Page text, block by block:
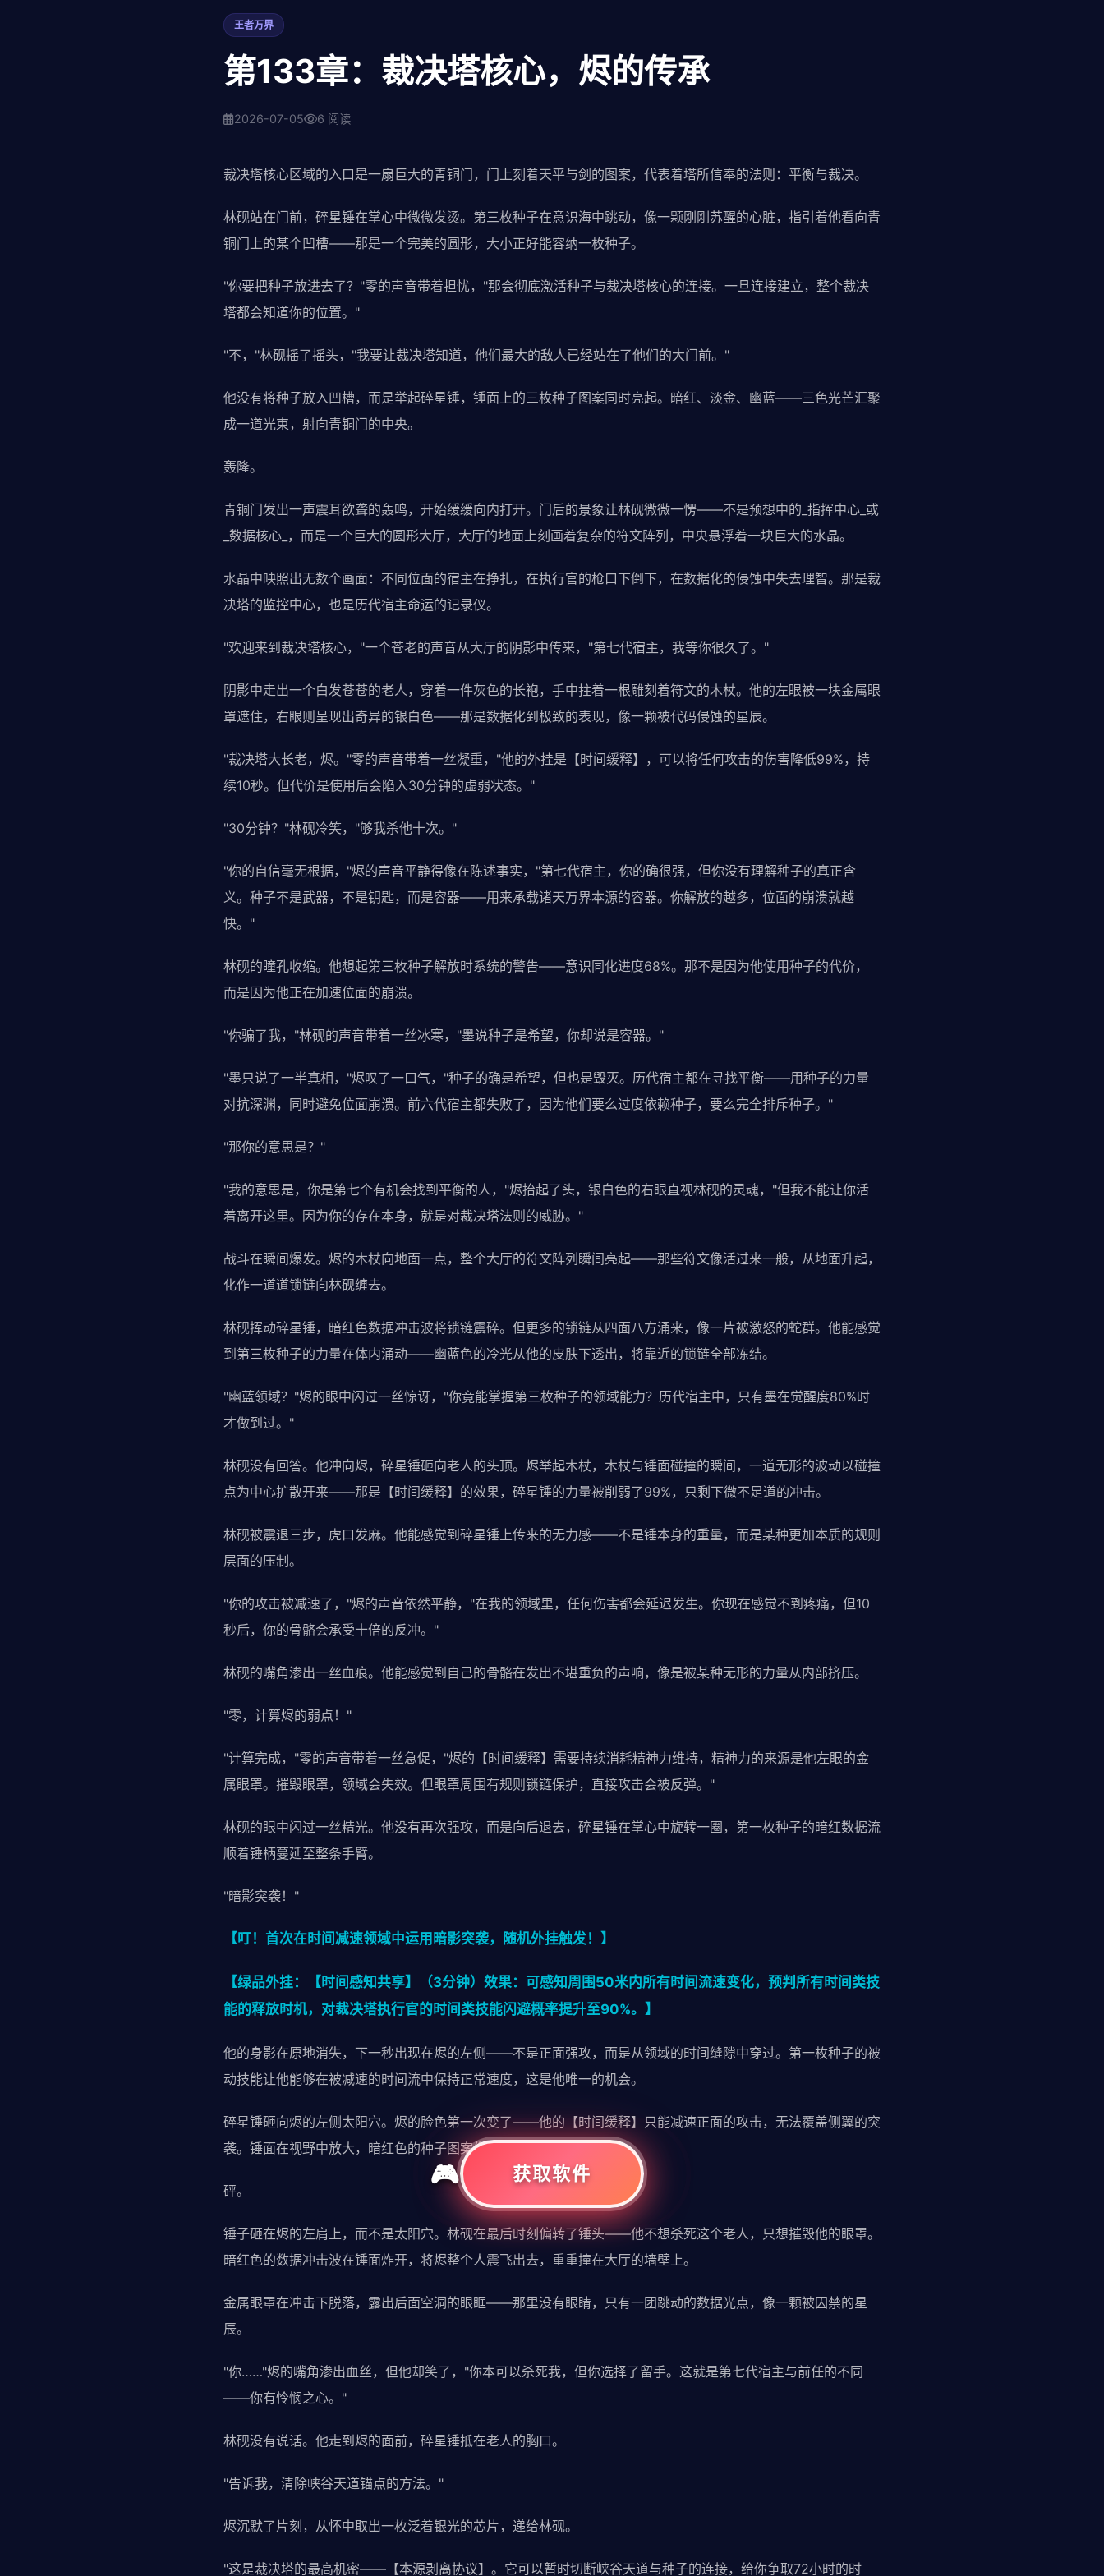
王者万界
第133章：裁决塔核心，烬的传承
2026-07-05 6 阅读
裁决塔核心区域的入口是一扇巨大的青铜门，门上刻着天平与剑的图案，代表着塔所信奉的法则：平衡与裁决。
林砚站在门前，碎星锤在掌心中微微发烫。第三枚种子在意识海中跳动，像一颗刚刚苏醒的心脏，指引着他看向青
铜门上的某个凹槽——那是一个完美的圆形，大小正好能容纳一枚种子。
"你要把种子放进去了？"零的声音带着担忧，"那会彻底激活种子与裁决塔核心的连接。一旦连接建立，整个裁决
塔都会知道你的位置。"
"不，"林砚摇了摇头，"我要让裁决塔知道，他们最大的敌人已经站在了他们的大门前。"
他没有将种子放入凹槽，而是举起碎星锤，锤面上的三枚种子图案同时亮起。暗红、淡金、幽蓝——三色光芒汇聚
成一道光束，射向青铜门的中央。
轰隆。
青铜门发出一声震耳欲聋的轰鸣，开始缓缓向内打开。门后的景象让林砚微微一愣——不是预想中的_指挥中心_或
_数据核心_，而是一个巨大的圆形大厅，大厅的地面上刻画着复杂的符文阵列，中央悬浮着一块巨大的水晶。
水晶中映照出无数个画面：不同位面的宿主在挣扎，在执行官的枪口下倒下，在数据化的侵蚀中失去理智。那是裁
决塔的监控中心，也是历代宿主命运的记录仪。
"欢迎来到裁决塔核心，"一个苍老的声音从大厅的阴影中传来，"第七代宿主，我等你很久了。"
阴影中走出一个白发苍苍的老人，穿着一件灰色的长袍，手中拄着一根雕刻着符文的木杖。他的左眼被一块金属眼
罩遮住，右眼则呈现出奇异的银白色——那是数据化到极致的表现，像一颗被代码侵蚀的星辰。
"裁决塔大长老，烬。"零的声音带着一丝凝重，"他的外挂是【时间缓释】，可以将任何攻击的伤害降低99%，持
续10秒。但代价是使用后会陷入30分钟的虚弱状态。"
"30分钟？"林砚冷笑，"够我杀他十次。"
"你的自信毫无根据，"烬的声音平静得像在陈述事实，"第七代宿主，你的确很强，但你没有理解种子的真正含
义。种子不是武器，不是钥匙，而是容器——用来承载诸天万界本源的容器。你解放的越多，位面的崩溃就越
快。"
林砚的瞳孔收缩。他想起第三枚种子解放时系统的警告——意识同化进度68%。那不是因为他使用种子的代价，
而是因为他正在加速位面的崩溃。
"你骗了我，"林砚的声音带着一丝冰寒，"墨说种子是希望，你却说是容器。"
"墨只说了一半真相，"烬叹了一口气，"种子的确是希望，但也是毁灭。历代宿主都在寻找平衡——用种子的力量
对抗深渊，同时避免位面崩溃。前六代宿主都失败了，因为他们要么过度依赖种子，要么完全排斥种子。"
"那你的意思是？"
"我的意思是，你是第七个有机会找到平衡的人，"烬抬起了头，银白色的右眼直视林砚的灵魂，"但我不能让你活
着离开这里。因为你的存在本身，就是对裁决塔法则的威胁。"
战斗在瞬间爆发。烬的木杖向地面一点，整个大厅的符文阵列瞬间亮起——那些符文像活过来一般，从地面升起，
化作一道道锁链向林砚缠去。
林砚挥动碎星锤，暗红色数据冲击波将锁链震碎。但更多的锁链从四面八方涌来，像一片被激怒的蛇群。他能感觉
到第三枚种子的力量在体内涌动——幽蓝色的冷光从他的皮肤下透出，将靠近的锁链全部冻结。
"幽蓝领域？"烬的眼中闪过一丝惊讶，"你竟能掌握第三枚种子的领域能力？历代宿主中，只有墨在觉醒度80%时
才做到过。"
林砚没有回答。他冲向烬，碎星锤砸向老人的头顶。烬举起木杖，木杖与锤面碰撞的瞬间，一道无形的波动以碰撞
点为中心扩散开来——那是【时间缓释】的效果，碎星锤的力量被削弱了99%，只剩下微不足道的冲击。
林砚被震退三步，虎口发麻。他能感觉到碎星锤上传来的无力感——不是锤本身的重量，而是某种更加本质的规则
层面的压制。
"你的攻击被减速了，"烬的声音依然平静，"在我的领域里，任何伤害都会延迟发生。你现在感觉不到疼痛，但10
秒后，你的骨骼会承受十倍的反冲。"
林砚的嘴角渗出一丝血痕。他能感觉到自己的骨骼在发出不堪重负的声响，像是被某种无形的力量从内部挤压。
"零，计算烬的弱点！"
"计算完成，"零的声音带着一丝急促，"烬的【时间缓释】需要持续消耗精神力维持，精神力的来源是他左眼的金
属眼罩。摧毁眼罩，领域会失效。但眼罩周围有规则锁链保护，直接攻击会被反弹。"
林砚的眼中闪过一丝精光。他没有再次强攻，而是向后退去，碎星锤在掌心中旋转一圈，第一枚种子的暗红数据流
顺着锤柄蔓延至整条手臂。
"暗影突袭！"
【叮！首次在时间减速领域中运用暗影突袭，随机外挂触发！】
【绿品外挂：【时间感知共享】（3分钟）效果：可感知周围50米内所有时间流速变化，预判所有时间类技
能的释放时机，对裁决塔执行官的时间类技能闪避概率提升至90%。】
他的身影在原地消失，下一秒出现在烬的左侧——不是正面强攻，而是从领域的时间缝隙中穿过。第一枚种子的被
动技能让他能够在被减速的时间流中保持正常速度，这是他唯一的机会。
碎星锤砸向烬的左侧太阳穴。烬的脸色第一次变了——他的【时间缓释】只能减速正面的攻击，无法覆盖侧翼的突
袭。锤面在视野中放大，暗红色的种子图案像一只睁开的眼睛。
砰。
锤子砸在烬的左肩上，而不是太阳穴。林砚在最后时刻偏转了锤头——他不想杀死这个老人，只想摧毁他的眼罩。
暗红色的数据冲击波在锤面炸开，将烬整个人震飞出去，重重撞在大厅的墙壁上。
金属眼罩在冲击下脱落，露出后面空洞的眼眶——那里没有眼睛，只有一团跳动的数据光点，像一颗被囚禁的星
辰。
"你……"烬的嘴角渗出血丝，但他却笑了，"你本可以杀死我，但你选择了留手。这就是第七代宿主与前任的不同
——你有怜悯之心。"
林砚没有说话。他走到烬的面前，碎星锤抵在老人的胸口。
"告诉我，清除峡谷天道锚点的方法。"
烬沉默了片刻，从怀中取出一枚泛着银光的芯片，递给林砚。
"这是裁决塔的最高机密——【本源剥离协议】。它可以暂时切断峡谷天道与种子的连接，给你争取72小时的时
获取软件